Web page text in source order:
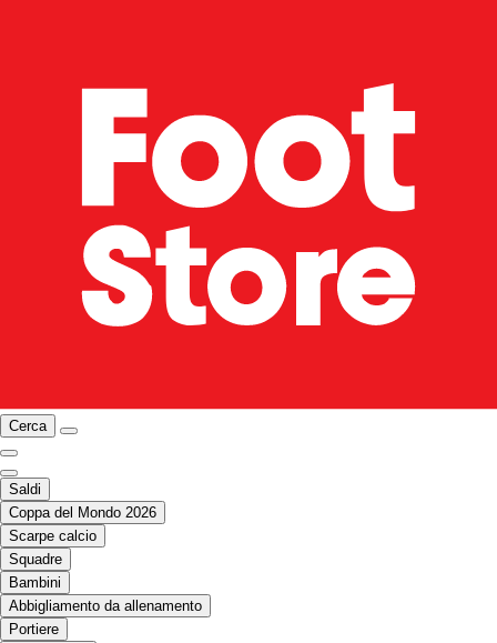
Cerca
Saldi
Coppa del Mondo 2026
Scarpe calcio
Squadre
Bambini
Abbigliamento da allenamento
Portiere